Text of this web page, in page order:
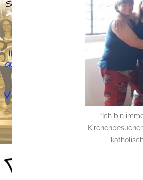
“Ich bin